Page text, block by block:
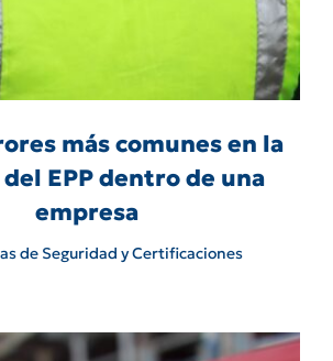
más comunes en la
EPP dentro de una
empresa
de Seguridad y Certificaciones